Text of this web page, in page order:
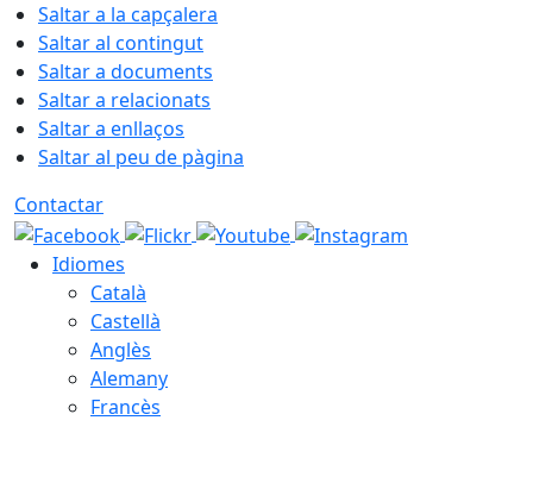
Saltar a la capçalera
Saltar al contingut
Saltar a documents
Saltar a relacionats
Saltar a enllaços
Saltar al peu de pàgina
Contactar
Idiomes
Català
Castellà
Anglès
Alemany
Francès